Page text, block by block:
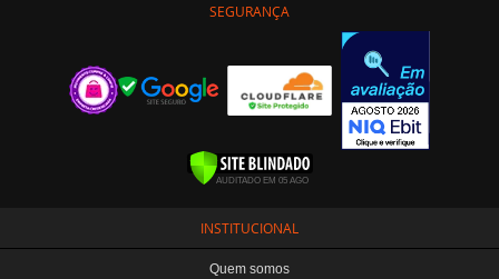
SEGURANÇA
INSTITUCIONAL
Quem somos